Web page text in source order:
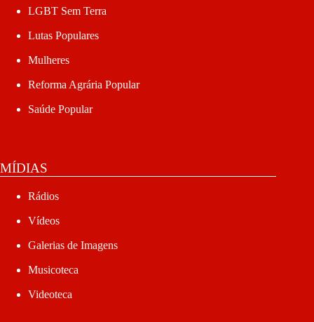
LGBT Sem Terra
Lutas Populares
Mulheres
Reforma Agrária Popular
Saúde Popular
MÍDIAS
Rádios
Vídeos
Galerias de Imagens
Musicoteca
Videoteca